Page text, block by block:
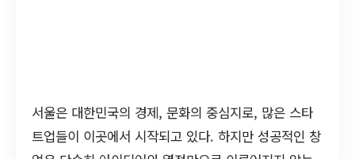
서울은 대한민국의 경제, 문화의 중심지로, 많은 스타
트업들이 이곳에서 시작되고 있다. 하지만 성공적인 창